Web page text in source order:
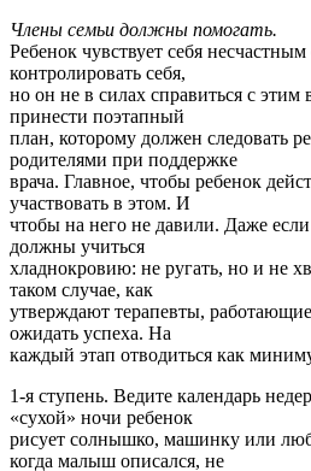
Члены семьи должны помогать.
Ребенок чувствует себя
контролировать себя,
но он не в силах справиться с
принести поэтапный
план, которому должен следовать
родителями при поддержке
врача. Главное, чтобы ребенок
участвовать в этом. И
чтобы на него не давили. Даже
должны учиться
хладнокровию: не ругать, но и не
таком случае, как
утверждают терапевты,
ожидать успеха. Hа
каждый этап отводиться как
1-я ступень. Ведите календарь
«сухой» ночи ребенок
рисует солнышко, машинку или
когда малыш описался, не